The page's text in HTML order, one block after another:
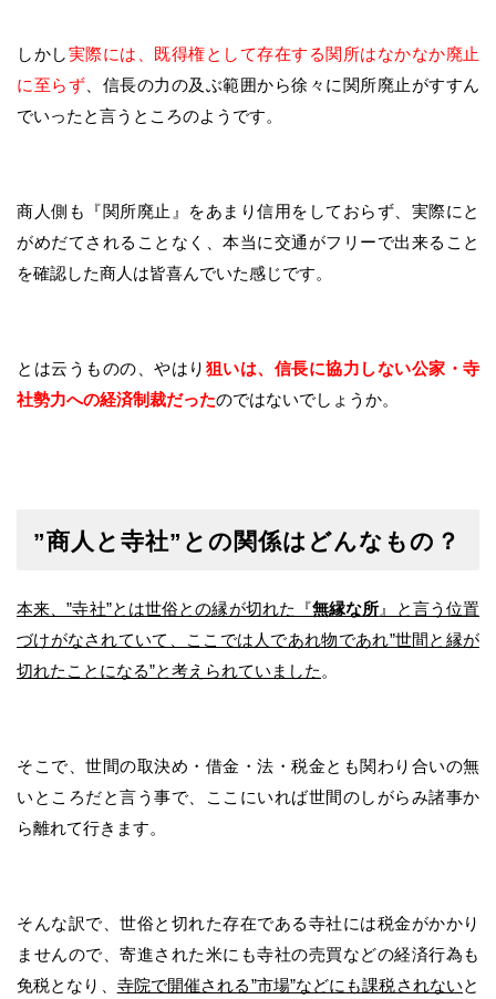
しかし実際には、既得権として存在する関所はなかなか廃止
に至らず 、信長の力の及ぶ範囲から徐々に関所廃止がすすん
でいったと言うところのようです。
商人側も『関所廃止』をあまり信用をしておらず、実際にと
がめだてされることなく、本当に交通がフリーで出来ること
を確認した商人は皆喜んでいた感じです。
とは云うものの、やはり 狙いは、信長に協力しない公家・寺
社勢力への経済制裁だったのではないでしょうか。
”商人と寺社”との関係はどんなもの？
本来、”寺社”とは世俗との縁が切れた『無縁な所 』と言う位置
づけがなされていて、ここでは人であれ物であれ”世間と縁が
切れたことになる”と考えられていました 。
そこで、世間の取決め・借金・法・税金とも関わり合いの無
いところだと言う事で、ここにいれば世間のしがらみ諸事か
ら離れて行きます。
そんな訳で、世俗と切れた存在である寺社には税金がかかり
ませんので、寄進された米にも寺社の売買などの経済行為も
免税となり、 寺院で開催される”市場”などにも課税されないと